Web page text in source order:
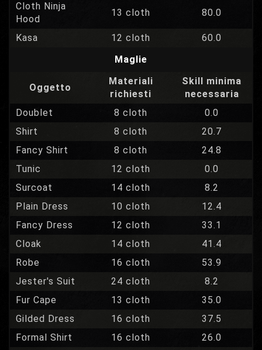
Cloth Ninja
Hood
13 cloth 80.0
Kasa 12 cloth
60.0
Maglie
Oggetto
Materiali
richiesti
Skill minima
necessaria
Doublet
8 cloth
0.0
Shirt
8 cloth
20.7
Fancy Shirt
8 cloth
24.8
Tunic
12 cloth
0.0
Surcoat
14 cloth
8.2
Plain Dress
10 cloth
12.4
Fancy Dress
12 cloth
33.1
Cloak
14 cloth
41.4
Robe
16 cloth
53.9
Jester's Suit
24 cloth
8.2
Fur Cape
13 cloth
35.0
Gilded Dress
16 cloth
37.5
Formal Shirt
16 cloth
26.0